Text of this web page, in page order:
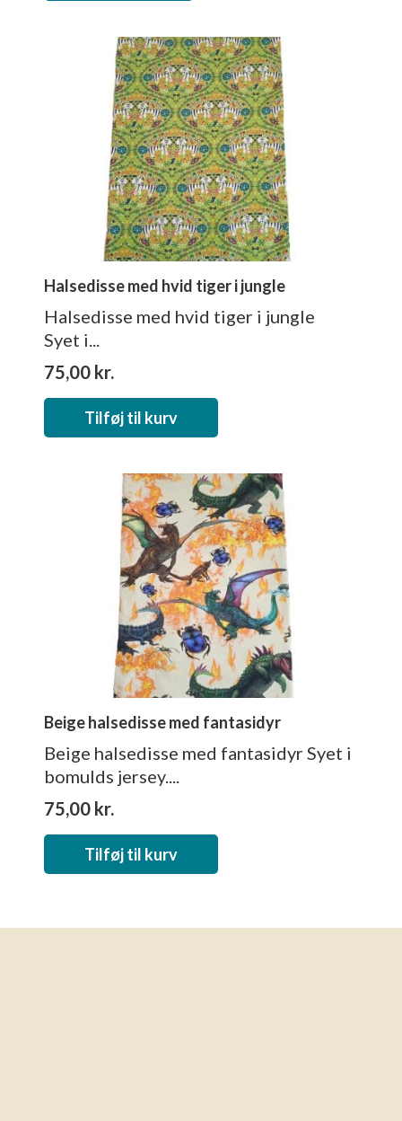
Halsedisse med hvid tiger i jungle
Halsedisse med hvid tiger i jungle
Syet i...
75,00 kr.
Tilføj til kurv
Beige halsedisse med fantasidyr
Beige halsedisse med fantasidyr Syet i
bomulds jersey....
75,00 kr.
Tilføj til kurv